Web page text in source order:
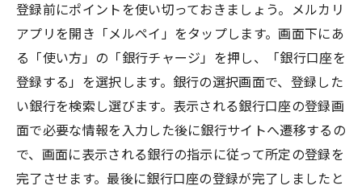
登録前にポイントを使い切っておきましょう。メルカリ
アプリを開き「メルペイ」をタップします。画面下にあ
る「使い方」の「銀行チャージ」を押し、「銀行口座を
登録する」を選択します。銀行の選択画面で、登録した
い銀行を検索し選びます。表示される銀行口座の登録画
面で必要な情報を入力した後に銀行サイトへ遷移するの
で、画面に表示される銀行の指示に従って所定の登録を
完了させます。最後に銀行口座の登録が完了しましたと